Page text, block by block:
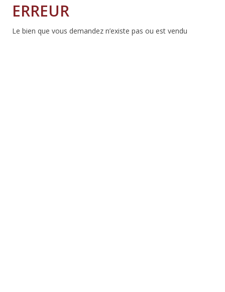
ERREUR
Le bien que vous demandez n’existe pas ou est vendu